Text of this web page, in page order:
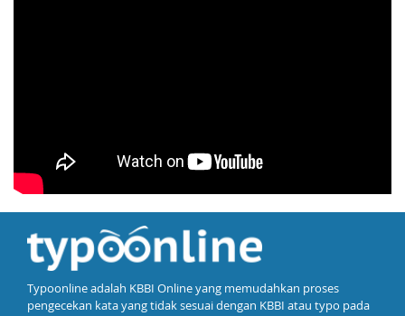
Typoonline adalah KBBI Online yang memudahkan proses
pengecekan kata yang tidak sesuai dengan KBBI atau typo pada